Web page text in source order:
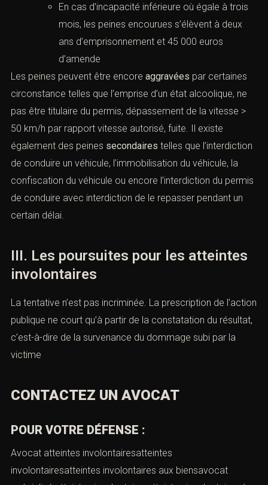
En cas d’incapacité inférieure où égale à trois
mois, les peines encourues s’élèvent à deux
ans d’emprisonnement et 45 000 euros
d’amende
Les peines peuvent être encore aggravées par certaines
circonstance telles que l’emprise d’un état alcoolique, ne
pas être titulaire du permis, dépassement de la vitesse >
50 km/h par rapport vitesse autorisé, fuite. Il existe
également des peines secondaires telles que l’interdiction
de conduire un véhicule, l’immobilisation du véhicule, la
confiscation du véhicule ou encore l’interdiction du permis
de conduire avec interdiction de le repasser pendant un
certain délai.
III. Les poursuites pour les atteintes
involontaires
La tentative n’est pas incriminée. La prescription de l’action
publique ne court qu’à partir de la constatation du résultat,
c’est-à-dire de la survenance du dommage subi par la
victime
CONTACTEZ UN AVOCAT
POUR VOTRE DÉFENSE :
Avocat atteintes involontairesatteintes
involontairesatteintes involontaires aux biensavocat